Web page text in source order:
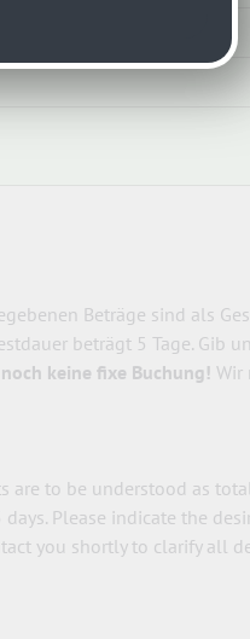
Beträge sind als
beträgt 5 Tage. Gib
keine fixe Buchung! Wir
are to be understood as
Please indicate the
you shortly to clarify all